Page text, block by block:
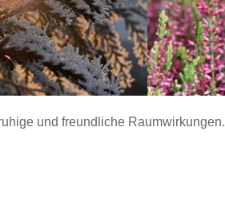
und freundliche Raumwirkungen.